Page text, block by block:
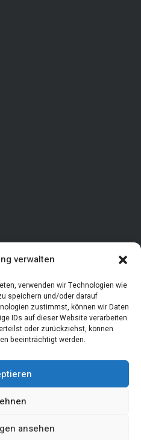
verwalten
verwenden wir Technologien wie
speichern und/oder darauf
zustimmst, können wir Daten
IDs auf dieser Website verarbeiten.
oder zurückziehst, können
beeinträchtigt werden.
ansehen